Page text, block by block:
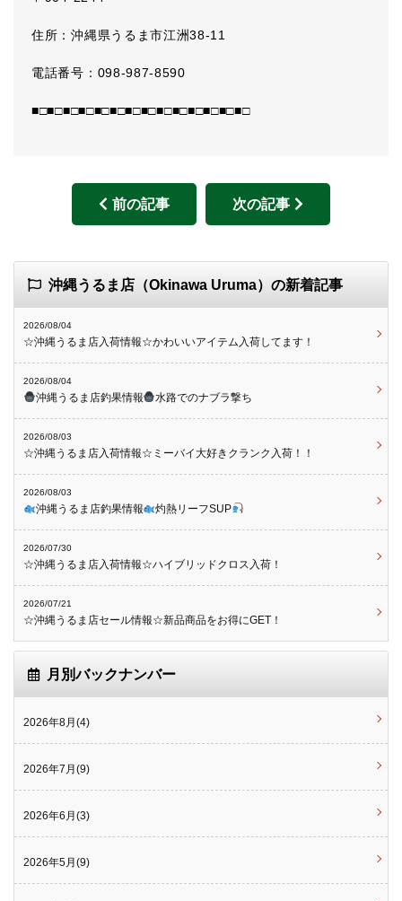
住所：沖縄県うるま市江洲38-11
電話番号：098-987-8590
■□■□■□■□■□■□■□■□■□■□■□■□■□■□
前の記事 次の記事
沖縄うるま店（Okinawa Uruma）の新着記事
2026/08/04
☆沖縄うるま店入荷情報☆かわいいアイテム入荷してます！
2026/08/04
沖縄うるま店釣果情報 水路でのナブラ撃ち
2026/08/03
☆沖縄うるま店入荷情報☆ミーバイ大好きクランク入荷！！
2026/08/03
沖縄うるま店釣果情報 灼熱リーフSUP
2026/07/30
☆沖縄うるま店入荷情報☆ハイブリッドクロス入荷！
2026/07/21
☆沖縄うるま店セール情報☆新品商品をお得にGET！
月別バックナンバー
2026年8月(4)
2026年7月(9)
2026年6月(3)
2026年5月(9)